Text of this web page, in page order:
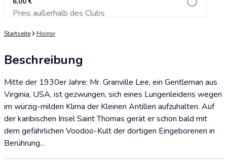
Preis außerhalb des ClubsZum Warenkorb hinzufügen
Startseite Horror
Beschreibung
Mitte der 1930er Jahre: Mr. Granville Lee, ein Gentleman aus
Virginia, USA, ist gezwungen, sich eines Lungenleidens wegen
im würzig-milden Klima der Kleinen Antillen aufzuhalten. Auf
der karibischen Insel Saint Thomas gerät er schon bald mit
dem gefährlichen Voodoo-Kult der dortigen Eingeborenen in
Berührung...